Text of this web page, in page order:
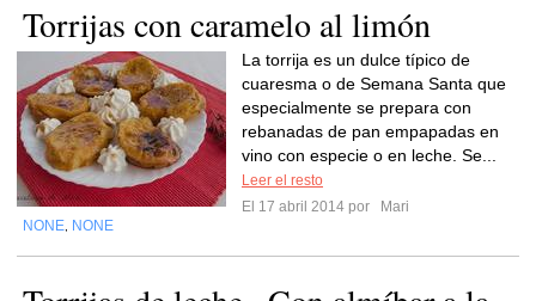
Torrijas con caramelo al limón
La torrija es un dulce típico de
cuaresma o de Semana Santa que
especialmente se prepara con
rebanadas de pan empapadas en
vino con especie o en leche. Se...
Leer el resto
El 17 abril 2014 por
Mari
NONE NONE